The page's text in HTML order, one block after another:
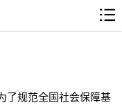
全国社会保障基